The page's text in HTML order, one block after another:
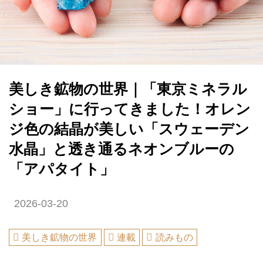
美しき鉱物の世界｜「東京ミネラル
ショー」に行ってきました！オレン
ジ色の結晶が美しい「スウェーデン
水晶」と透き通るネオンブルーの
「アパタイト」
2026-03-20
美しき鉱物の世界 連載 読みもの